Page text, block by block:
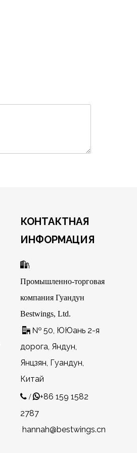
КОНТАКТНАЯ
ИНФОРМАЦИЯ

Промышленно-торговая
компания Гуандун
Bestwings, Ltd.
 № 50, ЮЮань 2-я
дорога, Яндун,
Янцзян, Гуандун,
Китай
 / +86 159 1582
2787
hannah@bestwings.cn